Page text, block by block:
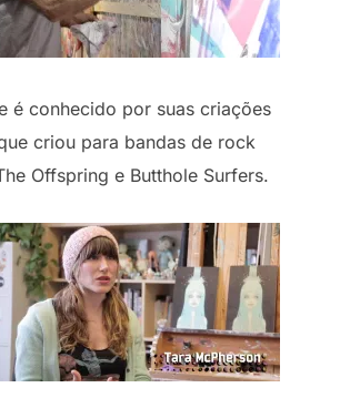
é conhecido por suas criações
criou para bandas de rock
Offspring e Butthole Surfers.